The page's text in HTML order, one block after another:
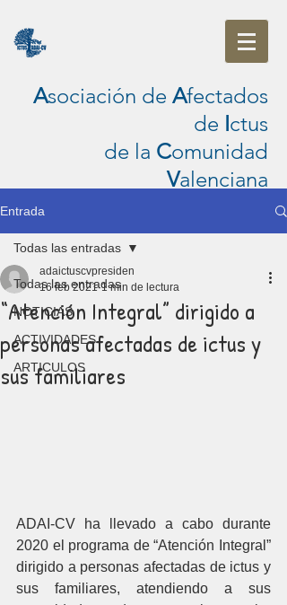
Asociación de Afectados
de Ictus
de la Comunidad
Valenciana
Entrada
Todas las entradas
NOTICIAS
ACTIVIDADES
ARTICULOS
Todas las entradas
“Atención Integral” dirigido a
personas afectadas de ictus y
sus familiares
adaictuscvpresiden
16 feb 2021 1 min de lectura
ADAI-CV ha llevado a cabo durante
2020 el programa de “Atención Integral”
dirigido a personas afectadas de ictus y
sus familiares, atendiendo a sus